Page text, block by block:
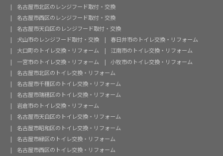
名古屋市北区のレンジフード取付・交換
名古屋市西区のレンジフード取付・交換
名古屋市天白区のレンジフード取付・交換
犬山市のレンジフード取付・交換
春日井市のトイレ交換・リフォーム
大口町のトイレ交換・リフォーム
江南市のトイレ交換・リフォーム
一宮市のトイレ交換・リフォーム
小牧市のトイレ交換・リフォーム
名古屋市北区のトイレ交換・リフォーム
名古屋市千種区のトイレ交換・リフォーム
名古屋市瑞穂区のトイレ交換・リフォーム
岩倉市のトイレ交換・リフォーム
名古屋市天白区のトイレ交換・リフォーム
名古屋市昭和区のトイレ交換・リフォーム
名古屋市緑区のトイレ交換・リフォーム
名古屋市西区のトイレ交換・リフォーム